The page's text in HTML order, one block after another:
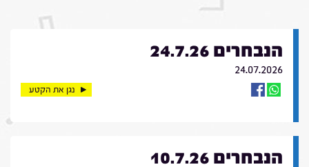
הנבחרים 24.7.26
24.07.2026
נגן את הקטע
הנבחרים 10.7.26